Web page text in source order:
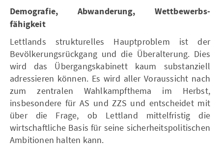
Demografie, Abwanderung, Wettbewerbs-
fähigkeit
Lettlands strukturelles Hauptproblem ist der
Bevölkerungsrückgang und die Überalterung. Dies
wird das Übergangskabinett kaum substanziell
adressieren können. Es wird aller Voraussicht nach
zum zentralen Wahlkampfthema im Herbst,
insbesondere für AS und ZZS und entscheidet mit
über die Frage, ob Lettland mittelfristig die
wirtschaftliche Basis für seine sicherheitspolitischen
Ambitionen halten kann.